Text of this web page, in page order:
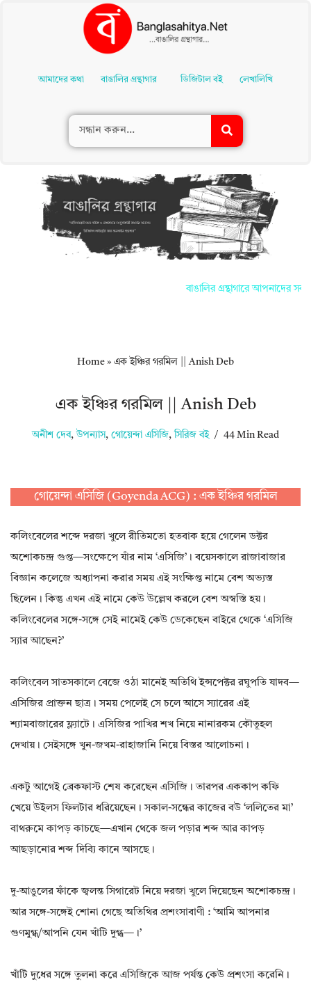
Contentআমাদের কথা বাঙালির গ্রন্থাগার ডিজিটাল বই লেখালিখি
বাঙালির গ্রন্থাগারে আপনাদের সকলকে
Home » এক ইঞ্চির গরমিল || Anish Deb
এক ইঞ্চির গরমিল || Anish Deb
অনীশ দেব, উপন্যাস, গোয়েন্দা এসিজি, সিরিজ বই 44 Min Read
গোয়েন্দা এসিজি (Goyenda ACG) : এক ইঞ্চির গরমিল
কলিংবেলের শব্দে দরজা খুলে রীতিমতো হতবাক হয়ে গেলেন ডক্টর
অশোকচন্দ্র গুপ্ত—সংক্ষেপে যাঁর নাম ‘এসিজি’। বয়েসকালে রাজাবাজার
বিজ্ঞান কলেজে অধ্যাপনা করার সময় এই সংক্ষিপ্ত নামে বেশ অভ্যস্ত
ছিলেন। কিন্তু এখন এই নামে কেউ উল্লেখ করলে বেশ অস্বস্তি হয়।
কলিংবেলের সঙ্গে-সঙ্গে সেই নামেই কেউ ডেকেছেন বাইরে থেকে ‘এসিজি
স্যার আছেন?’
কলিংবেল সাতসকালে বেজে ওঠা মানেই অতিথি ইন্সপেক্টর রঘুপতি যাদব—
এসিজির প্রাক্তন ছাত্র। সময় পেলেই সে চলে আসে স্যারের এই
শ্যামবাজারের ফ্ল্যাটে। এসিজির পাখির শখ নিয়ে নানারকম কৌতূহল
দেখায়। সেইসঙ্গে খুন-জখম-রাহাজানি নিয়ে বিস্তর আলোচনা।
একটু আগেই ব্রেকফাস্ট শেষ করেছেন এসিজি। তারপর এককাপ কফি
খেয়ে উইলস ফিলটার ধরিয়েছেন। সকাল-সন্ধের কাজের বউ ‘ললিতের মা’
বাথরুমে কাপড় কাচছে—এখান থেকে জল পড়ার শব্দ আর কাপড়
আছড়ানোর শব্দ দিব্যি কানে আসছে।
দু-আঙুলের ফাঁকে জ্বলন্ত সিগারেট নিয়ে দরজা খুলে দিয়েছেন অশোকচন্দ্র।
আর সঙ্গে-সঙ্গেই শোনা গেছে অতিথির প্রশংসাবাণী : ‘আমি আপনার
গুণমুগ্ধ/আপনি যেন খাঁটি দুগ্ধ—।’
খাঁটি দুধের সঙ্গে তুলনা করে এসিজিকে আজ পর্যন্ত কেউ প্রশংসা করেনি।